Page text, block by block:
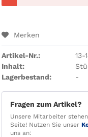
Merken
Artikel-Nr.:
13-
Inhalt:
Lagerbestand:
-
Fragen zum Artikel?
Unsere Mitarbeiter
Seite! Nutzen Sie unser
uns an: